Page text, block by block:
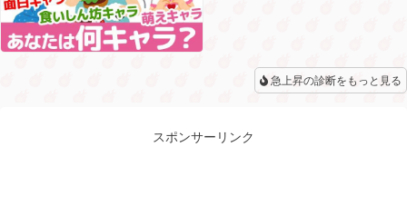
急上昇の診断をもっと見る
スポンサーリンク